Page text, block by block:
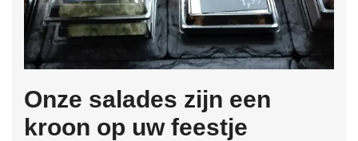
Onze salades zijn een
kroon op uw feestje